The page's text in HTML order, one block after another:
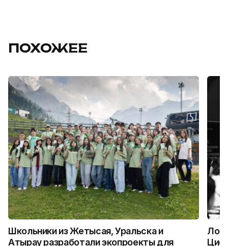
ПОХОЖЕЕ
Школьники из Жетысая, Уральска и
Атырау разработали экопроекты для